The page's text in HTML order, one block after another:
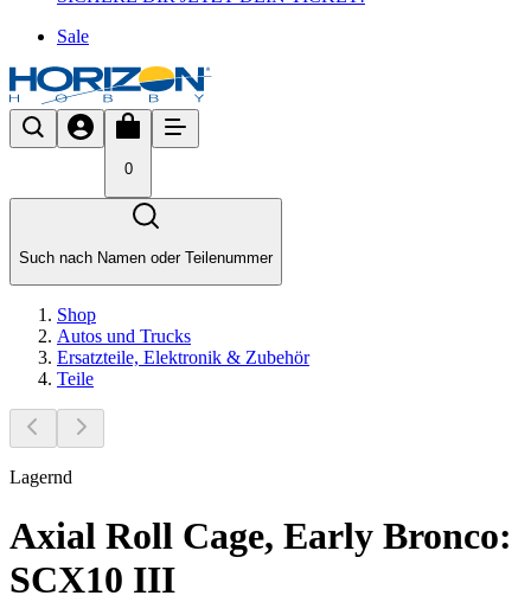
Sale
0
Such nach Namen oder Teilenummer
Shop
Autos und Trucks
Ersatzteile, Elektronik & Zubehör
Teile
Lagernd
Axial Roll Cage, Early Bronco:
SCX10 III